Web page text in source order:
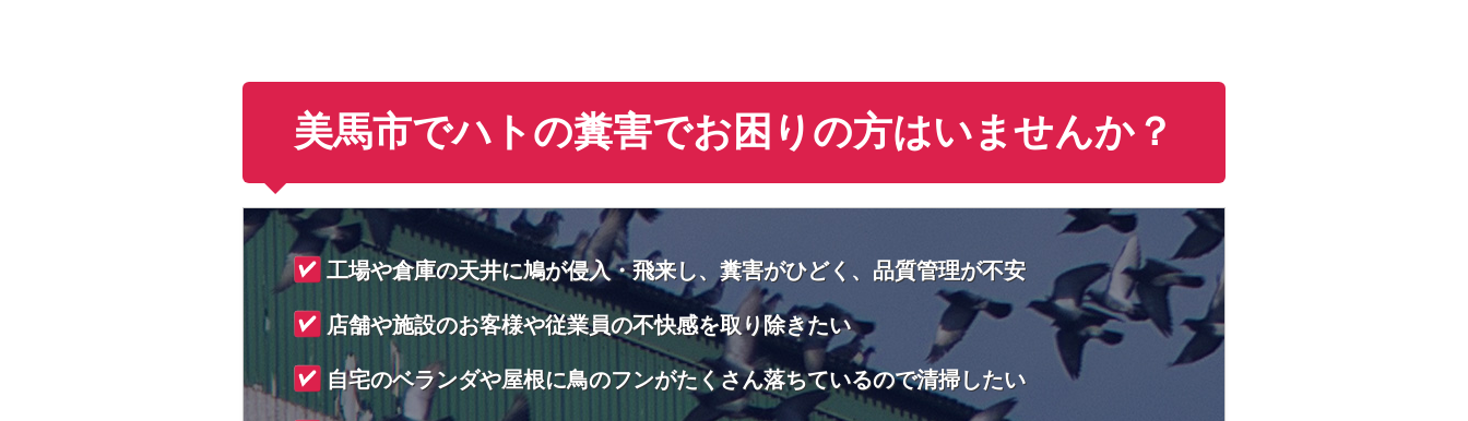
美馬市でハトの糞害でお困りの方はいませんか？
工場や倉庫の天井に鳩が侵入・飛来し、糞害がひどく、品質管理が不安
店舗や施設のお客様や従業員の不快感を取り除きたい
自宅のベランダや屋根に鳥のフンがたくさん落ちているので清掃したい